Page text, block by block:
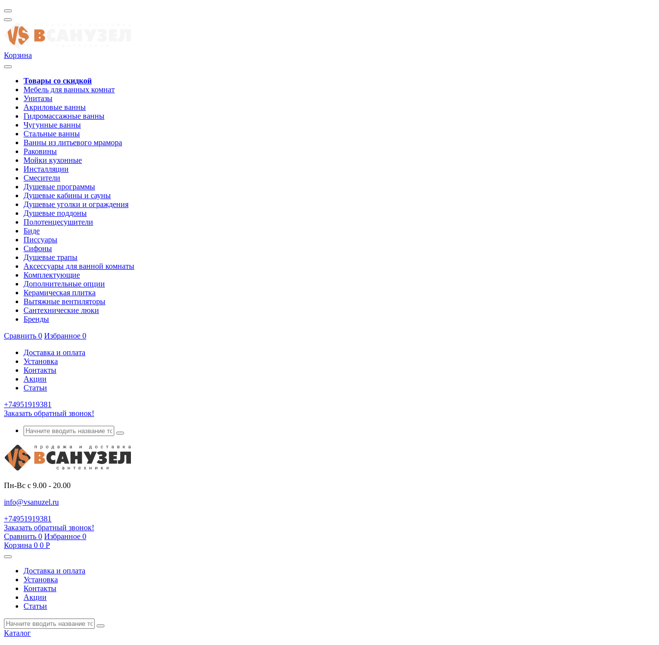
Корзина
Товары со скидкой
Мебель для ванных комнат
Унитазы
Акриловые ванны
Гидромассажные ванны
Чугунные ванны
Стальные ванны
Ванны из литьевого мрамора
Раковины
Мойки кухонные
Инсталляции
Смесители
Душевые программы
Душевые кабины и сауны
Душевые уголки и ограждения
Душевые поддоны
Полотенцесушители
Биде
Писсуары
Сифоны
Душевые трапы
Аксессуары для ванной комнаты
Комплектующие
Дополнительные опции
Керамическая плитка
Вытяжные вентиляторы
Сантехнические люки
Бренды
Сравнить 0 Избранное 0
Доставка и оплата
Установка
Контакты
Акции
Статьи
+74951919381
Заказать обратный звонок!
Пн-Вс с 9.00 - 20.00
info@vsanuzel.ru
+74951919381
Заказать обратный звонок!
Сравнить 0 Избранное 0
Корзина 0 0 Р
Доставка и оплата
Установка
Контакты
Акции
Статьи
Каталог